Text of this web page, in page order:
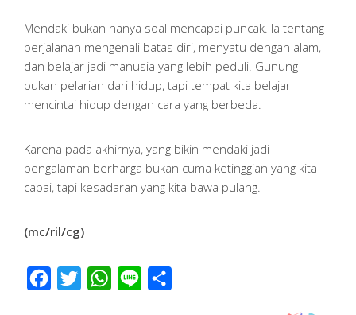
Mendaki bukan hanya soal mencapai puncak. Ia tentang
perjalanan mengenali batas diri, menyatu dengan alam,
dan belajar jadi manusia yang lebih peduli. Gunung
bukan pelarian dari hidup, tapi tempat kita belajar
mencintai hidup dengan cara yang berbeda.
Karena pada akhirnya, yang bikin mendaki jadi
pengalaman berharga bukan cuma ketinggian yang kita
capai, tapi kesadaran yang kita bawa pulang.
(mc/ril/cg)
Facebook
Twitter WhatsApp
Line